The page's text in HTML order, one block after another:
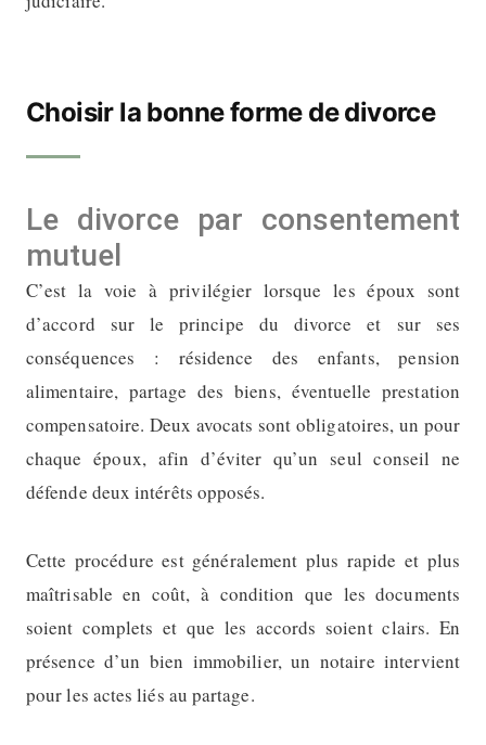
Choisir la bonne forme de divorce
Le divorce par consentement
mutuel
C’est la voie à privilégier lorsque les époux sont
d’accord sur le principe du divorce et sur ses
conséquences : résidence des enfants, pension
alimentaire, partage des biens, éventuelle prestation
compensatoire. Deux avocats sont obligatoires, un pour
chaque époux, afin d’éviter qu’un seul conseil ne
défende deux intérêts opposés.
Cette procédure est généralement plus rapide et plus
maîtrisable en coût, à condition que les documents
soient complets et que les accords soient clairs. En
présence d’un bien immobilier, un notaire intervient
pour les actes liés au partage.